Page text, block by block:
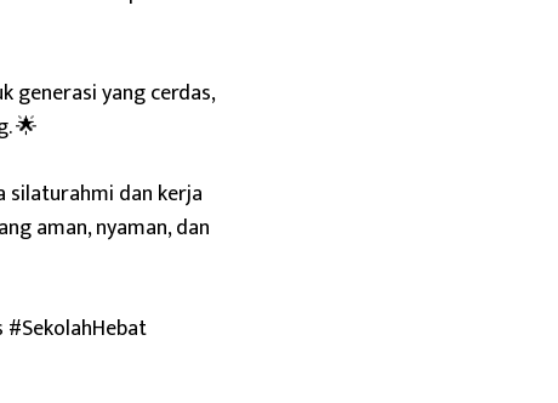
generasi yang cerdas,
🌟
silaturahmi dan kerja
aman, nyaman, dan
#SekolahHebat